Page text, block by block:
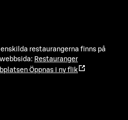
restaurangerna finns på
Restauranger
Öppnas i ny flik